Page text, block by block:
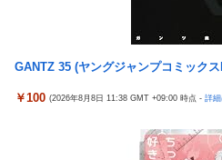
になってる……」と衝撃を受ける
決定 鎌田大地とチームメイトに
島倉りか様、モッツァレラチーズ
「金がないと結婚も子育ても無理
海外「全部日本の真似だったのか
最新SNSの数十年先を行っていた
【悲報】 観光客「やっぱり本場の
「中国人ってこんなに嫌われてい
GANTZ 35 (ヤングジャンプコミック
￥100 (2026年8月8日 11:38 GMT +09:00 時点 - 詳